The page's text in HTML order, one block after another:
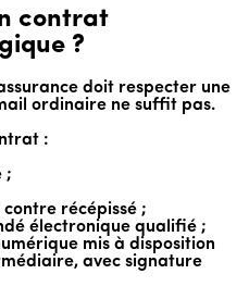
contrat
?
doit respecter une
ordinaire ne suffit pas.
:
;
récépissé ;
électronique qualifié ;
mis à disposition
avec signature